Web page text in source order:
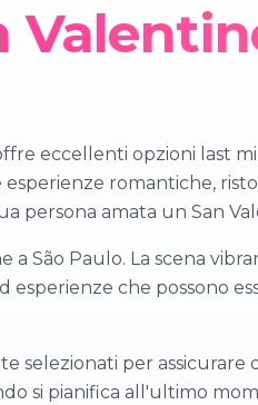
eccellenti opzioni last
romantiche,
persona amata un San
São Paulo. La scena
che possono
selezionati per assicurare
si pianifica all'ultimo